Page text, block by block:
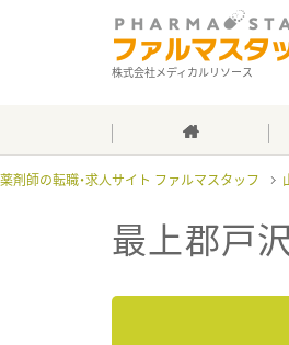
株式会社メディカルリソース
薬剤師の転職・求人サイト ファルマスタッフ
最上郡戸